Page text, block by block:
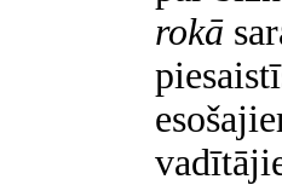
rokā